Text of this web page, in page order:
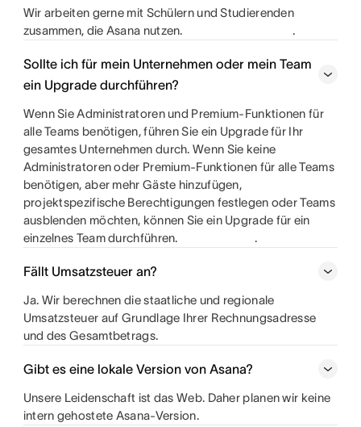
Wir arbeiten gerne mit Schülern und Studierenden
zusammen, die Asana nutzen.
.
Sollte ich für mein Unternehmen oder mein Team
ein Upgrade durchführen?
Wenn Sie Administratoren und Premium-Funktionen für
alle Teams benötigen, führen Sie ein Upgrade für Ihr
gesamtes Unternehmen durch. Wenn Sie keine
Administratoren oder Premium-Funktionen für alle Teams
benötigen, aber mehr Gäste hinzufügen,
projektspezifische Berechtigungen festlegen oder Teams
ausblenden möchten, können Sie ein Upgrade für ein
einzelnes Team durchführen.
.
Fällt Umsatzsteuer an?
Ja. Wir berechnen die staatliche und regionale
Umsatzsteuer auf Grundlage Ihrer Rechnungsadresse
und des Gesamtbetrags.
Gibt es eine lokale Version von Asana?
Unsere Leidenschaft ist das Web. Daher planen wir keine
intern gehostete Asana-Version.